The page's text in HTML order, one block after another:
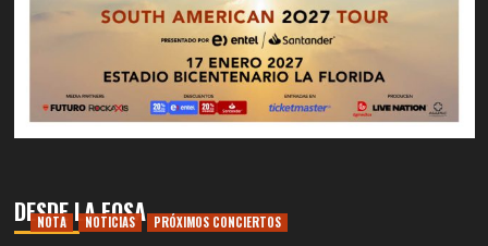
DESDE LA FOSA
NOTA NOTICIAS PRÓXIMOS CONCIERTOS